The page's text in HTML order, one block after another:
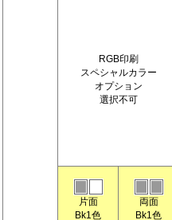
RGB印刷
スペシャルカラー
オプション
選択不可
片面
Bk1色
両面
Bk1色